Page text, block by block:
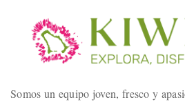
Somos un equipo joven, fresco y